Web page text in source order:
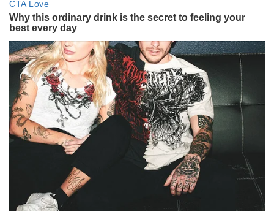
ENTRETENIMIENTO
Sandra Borghi presenta a su
de su romántico viaje al Caribe
INTIMOS
Nicolás Cabré & Rocío Pardo y el
exclusivo álbum de fotos de su
paradisíaca luna de miel en Aruba:
“Encontramos en el otro un lugar
de paz”
Quién es la argentina que hizo la
torta de cumpleaños de Lionel
Messi y cuál fue el único requisito